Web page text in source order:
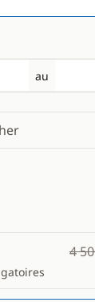
au
Retour
4